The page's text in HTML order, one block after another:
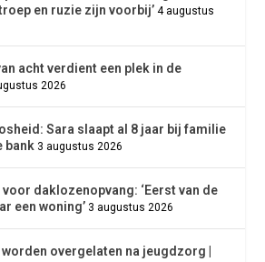
en ruzie zijn voorbij’ 4 augustus
acht verdient een plek in de
2026
Sara slaapt al 8 jaar bij familie
bank 3 augustus 2026
daklozenopvang: ‘Eerst van de
een woning’ 3 augustus 2026
overgelaten na jeugdzorg |